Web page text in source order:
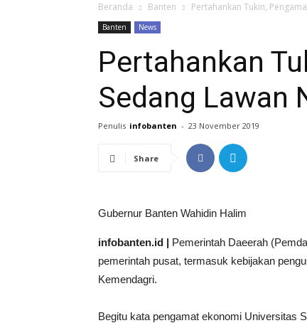
Beranda Banten Pertahankan Tukin,
Banten News
Pertahankan
Sedang Lawan
Penulis infobanten - 23 November 2019
Share
Gubernur Banten Wahidin Halim
infobanten.id | Pemerintah Daeerah
pemerintah pusat, termasuk kebijakan
Kemendagri.
Begitu kata pengamat ekonomi Universitas